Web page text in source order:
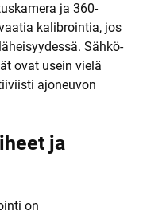
ja 360-
kalibrointia, jos
Sähkö-
ovat usein vielä
ajoneuvon
ja
on